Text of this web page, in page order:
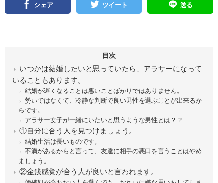
シェア ツイート 送る
目次
いつかは結婚したいと思っていたら、アラサーになって
いることもあります。
結婚が遅くなることは悪いことばかりではありません。
勢いではなくて、冷静な判断で良い男性を選ぶことが出来るか
らです。
アラサー女子が一緒にいたいと思うような男性とは？？
①自分に合う人を見つけましょう。
結婚生活は長いものです。
不満があるからと言って、友達に相手の悪口を言うことはやめ
ましょう。
②金銭感覚が合う人が良いと言われます。